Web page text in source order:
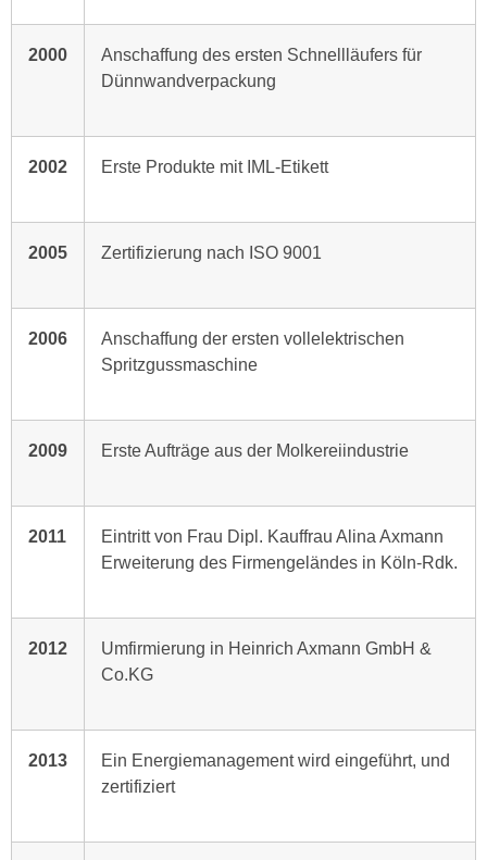
2000
Anschaffung des ersten Schnellläufers für
Dünnwandverpackung
2002 Erste Produkte mit IML-Etikett
2005 Zertifizierung nach ISO 9001
2006
Anschaffung der ersten vollelektrischen
Spritzgussmaschine
2009 Erste Aufträge aus der Molkereiindustrie
2011
Eintritt von Frau Dipl. Kauffrau Alina Axmann
Erweiterung des Firmengeländes in Köln-Rdk.
2012
Umfirmierung in Heinrich Axmann GmbH &
Co.KG
2013
Ein Energiemanagement wird eingeführt, und
zertifiziert